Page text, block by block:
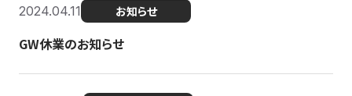
2024.04.11 お知らせ
GW休業のお知らせ